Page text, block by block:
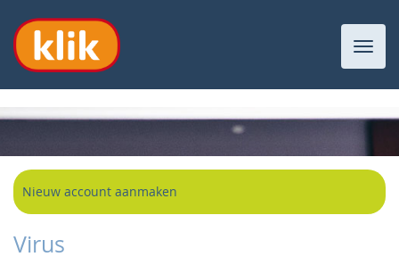
Nieuw account aanmaken
Virus